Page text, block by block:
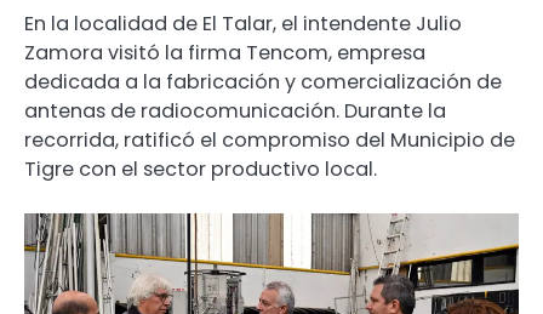
En la localidad de El Talar, el intendente Julio
Zamora visitó la firma Tencom, empresa
dedicada a la fabricación y comercialización de
antenas de radiocomunicación. Durante la
recorrida, ratificó el compromiso del Municipio de
Tigre con el sector productivo local.